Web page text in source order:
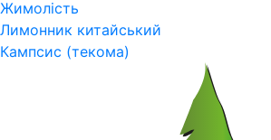
Жимолість
Лимонник китайський
Кампсис (текома)